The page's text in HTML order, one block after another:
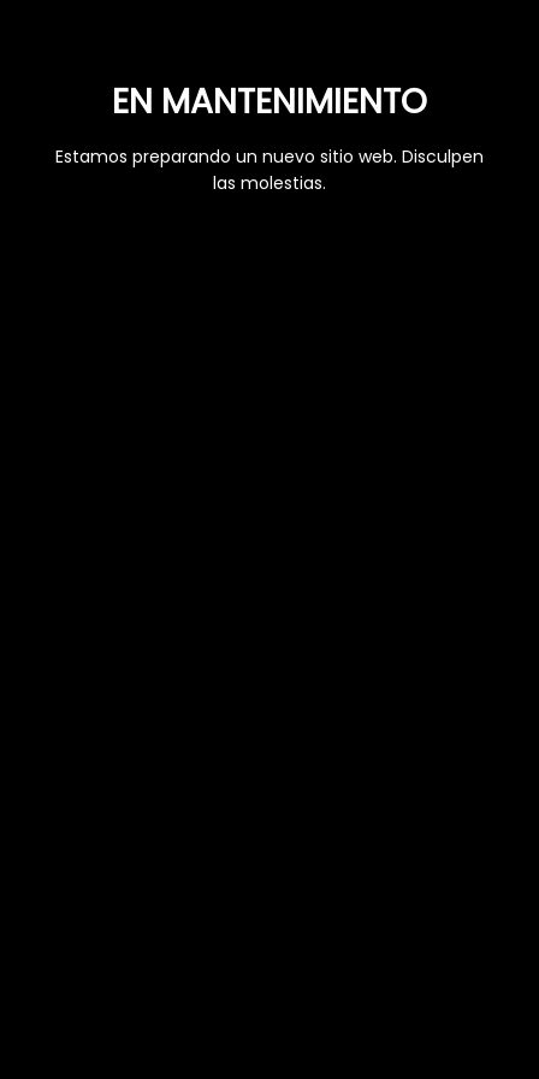
EN MANTENIMIENTO
Estamos preparando un nuevo sitio web. Disculpen
las molestias.